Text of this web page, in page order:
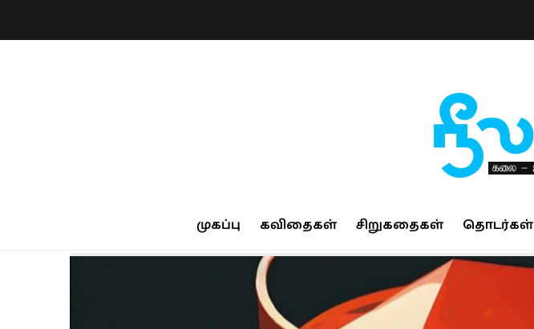
முகப்பு கவிதைகள் சிறுகதைகள் தொடர்கள்